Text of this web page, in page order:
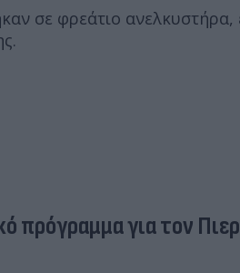
σε φρεάτιο ανελκυστήρα,
πρόγραμμα για τον